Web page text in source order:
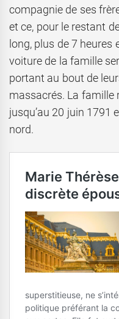
compagnie de ses
et ce, pour le restant
long, plus de 7 heures
voiture de la famille
portant au bout de
massacrés. La famille
jusqu’au 20 juin 1791
nord.